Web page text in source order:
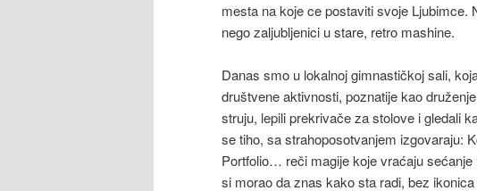
mesta na koje ce postaviti svoje
nego zaljubljenici u stare, retro mashine.
Danas smo u lokalnoj gimnastičkoj sali,
društvene aktivnosti, poznatije kao
struju, lepili prekrivače za stolove i gledali
se tiho, sa strahoposotvanjem izgovaraju:
Portfolio… reči magije koje vraćaju sećanje
si morao da znas kako sta radi, bez